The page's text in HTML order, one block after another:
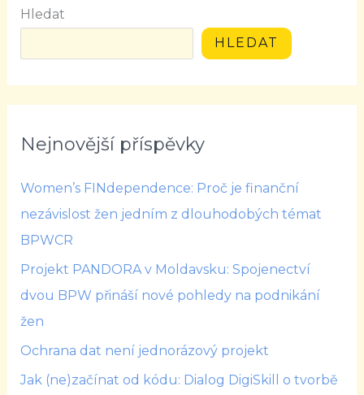
Hledat
HLEDAT
Nejnovější příspěvky
Women’s FINdependence: Proč je finanční
nezávislost žen jedním z dlouhodobých témat
BPWCR
Projekt PANDORA v Moldavsku: Spojenectví
dvou BPW přináší nové pohledy na podnikání
žen
Ochrana dat není jednorázový projekt
Jak (ne)začínat od kódu: Dialog DigiSkill o tvorbě